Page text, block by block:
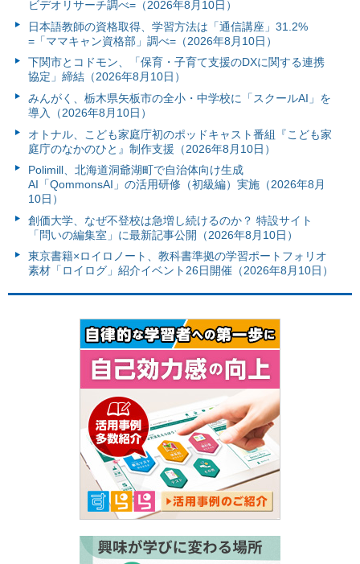
ビデオリサーチ調べ=（2026年8月10日）
日本語教師の資格取得、学習方法は「通信講座」31.2%
=「ママキャン資格部」調べ=（2026年8月10日）
下関市とコドモン、「保育・子育て支援のDXに関する連携
協定」締結（2026年8月10日）
みんがく、栃木県矢板市の全小・中学校に「スクールAI」を
導入（2026年8月10日）
オトナル、こども家庭庁初のポッドキャスト番組『こども家
庭庁のなかのひと』制作支援（2026年8月10日）
Polimill、北海道洞爺湖町で自治体向け生成
AI「QommonsAI」の活用研修（初級編）実施（2026年8月
10日）
創価大学、なぜ不登校は急増し続けるのか？ 特設サイト
「問いの編集室」に最新記事公開（2026年8月10日）
東京書籍×ロイロノート、教科書準拠の学習ポートフォリオ
素材「ロイログ」紹介イベント26日開催（2026年8月10日）